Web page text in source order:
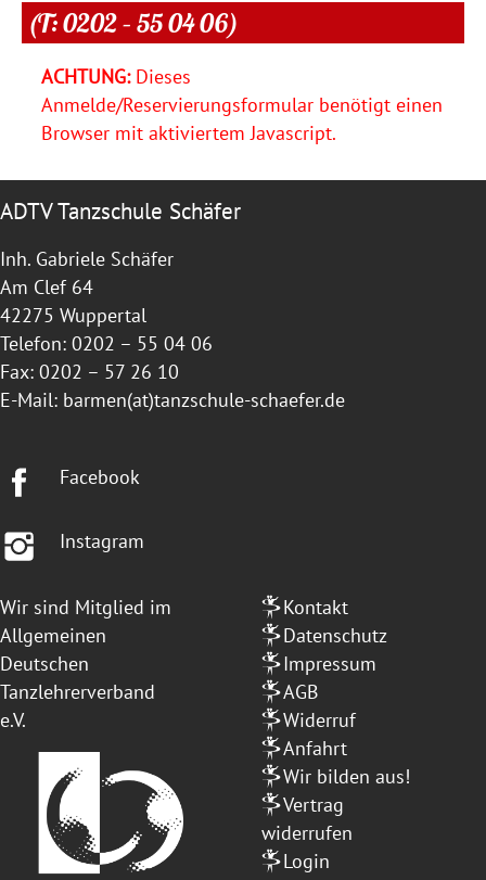
(T: 0202 – 55 04 06)
ACHTUNG:Dieses
Anmelde/Reservierungsformular benötigt einen
Browser mit aktiviertem Javascript.
ADTV Tanzschule Schäfer
Inh. Gabriele Schäfer
Am Clef 64
42275 Wuppertal
Telefon: 0202 – 55 04 06
Fax: 0202 – 57 26 10
E-Mail: barmen(at)tanzschule-schaefer.de
Facebook
Instagram
Wir sind Mitglied im
Allgemeinen
Deutschen
Tanzlehrerverband
e.V.
Kontakt
Datenschutz
Impressum
AGB
Widerruf
Anfahrt
Wir bilden aus!
Vertrag
widerrufen
Login